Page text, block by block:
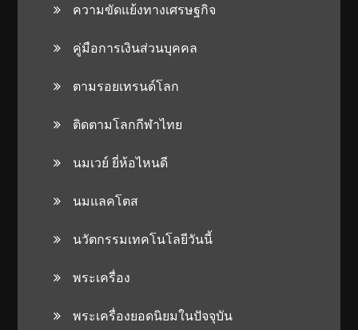
ความขัดแย้งทางเศรษฐกิจ
คู่มือการเงินส่วนบุคคล
ตามรอยเทรนด์โลก
ติดตามโลกกีฬาไทย
นมเวย์ ยี่ห้อไหนดี
นมแลคโตส
นวัตกรรมเทคโนโลยีวันนี้
พระเครื่อง
พระเครื่องยอดนิยมในปัจจุบัน